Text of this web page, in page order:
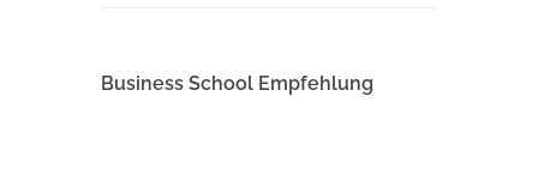
Business School Empfehlung